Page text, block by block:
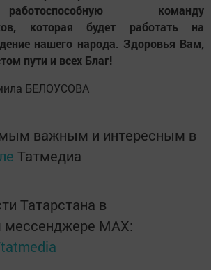
команду
которая будет работать на
нашего народа. Здоровья Вам,
пути и всех Благ!
БЕЛОУСОВА
важным и интересным в
Татмедиа
Татарстана в
мессенджере MАХ: